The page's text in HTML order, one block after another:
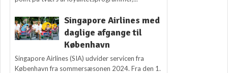
Singapore Airlines med
daglige afgange til
København
Singapore Airlines (SIA) udvider servicen fra
København fra sommersæsonen 2024. Fra den 1.